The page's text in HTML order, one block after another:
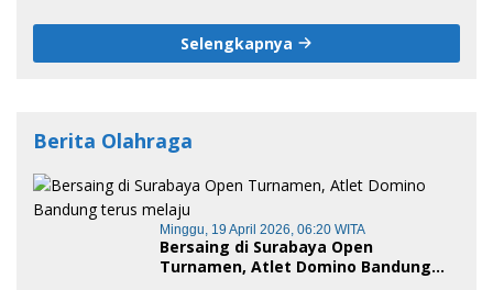
Selengkapnya
Berita Olahraga
Minggu, 19 April 2026, 06:20 WITA
Bersaing di Surabaya Open
Turnamen, Atlet Domino Bandung